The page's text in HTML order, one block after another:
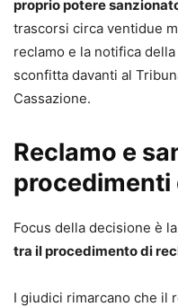
proprio potere
trascorsi circa ventidue
reclamo e la notifica
sconfitta davanti al
Cassazione.
Reclamo e
procedimenti
Focus della decisione è
tra il procedimento di
I giudici rimarcano che il